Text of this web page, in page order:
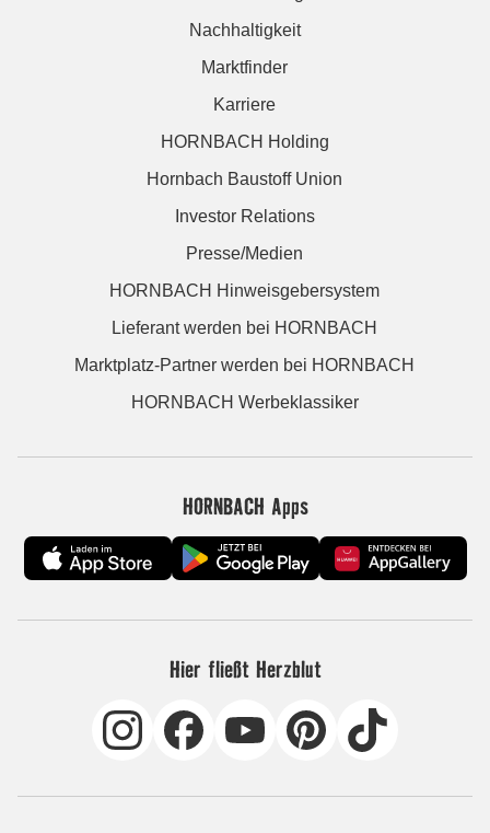
Nachhaltigkeit
Marktfinder
Karriere
HORNBACH Holding
Hornbach Baustoff Union
Investor Relations
Presse/Medien
HORNBACH Hinweisgebersystem
Lieferant werden bei HORNBACH
Marktplatz-Partner werden bei HORNBACH
HORNBACH Werbeklassiker
HORNBACH Apps
Hier fließt Herzblut